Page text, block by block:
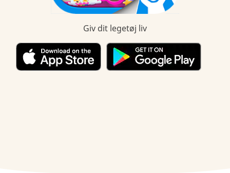
Giv dit legetøj liv